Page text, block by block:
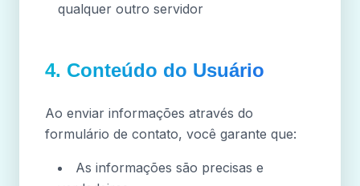
qualquer outro servidor
4. Conteúdo do Usuário
Ao enviar informações através do
formulário de contato, você garante que:
As informações são precisas e